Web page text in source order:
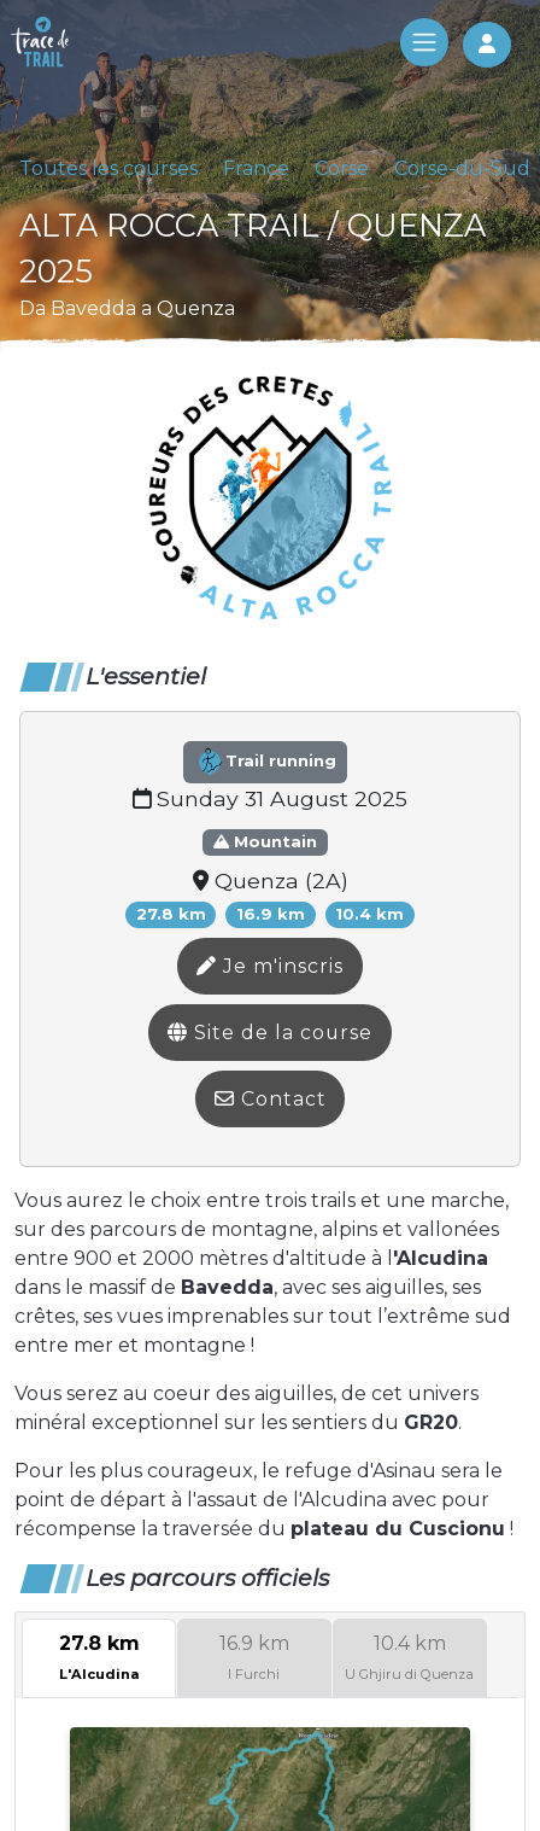
Log
Toutes les courses France Corse Corse-du-Sud
ALTA ROCCA TRAIL / QUENZA
2025
Da Bavedda a Quenza
L'essentiel
Trail running
Sunday 31 August 2025
Mountain
Quenza (2A)
27.8 km 16.9 km 10.4 km
Je m'inscris
Site de la course
Contact
Vous aurez le choix entre trois trails et une marche,
sur des parcours de montagne, alpins et vallonées
entre 900 et 2000 mètres d'altitude à l 'Alcudina
dans le massif de Bavedda, avec ses aiguilles, ses
crêtes, ses vues imprenables sur tout l’extrême sud
entre mer et montagne !
Vous serez au coeur des aiguilles, de cet univers
minéral exceptionnel sur les sentiers du GR20.
Pour les plus courageux, le refuge d'Asinau sera le
point de départ à l'assaut de l'Alcudina avec pour
récompense la traversée du plateau du Cuscionu !
Les parcours officiels
27.8 km
L'Alcudina
16.9 km
I Furchi
10.4 km
U Ghjiru di Quenza